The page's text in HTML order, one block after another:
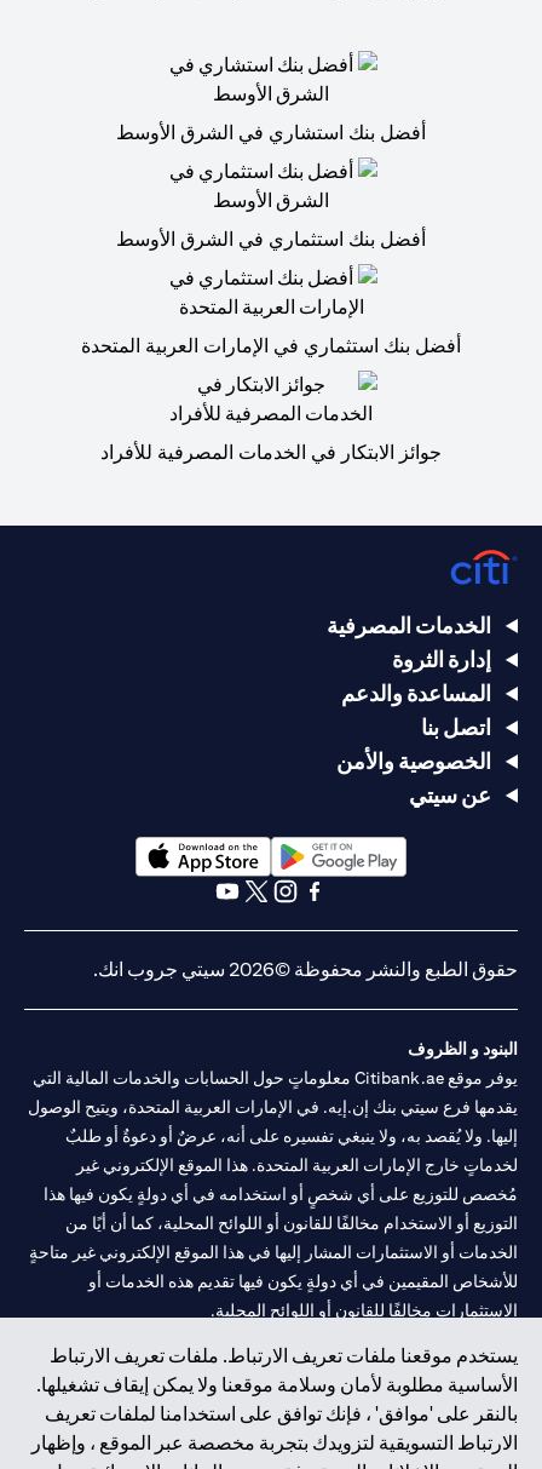
أفضل بنك استشاري في الشرق الأوسط
أفضل بنك استثماري في الشرق الأوسط
أفضل بنك استثماري في الإمارات العربية المتحدة
جوائز الابتكار في الخدمات المصرفية للأفراد
يستخدم موقعنا ملفات تعريف الارتباط. ملفات تعريف الارتباط
الأساسية مطلوبة لأمان وسلامة موقعنا ولا يمكن إيقاف تشغيلها.
بالنقر على 'موافق' ، فإنك توافق على استخدامنا لملفات تعريف
الارتباط التسويقية لتزويدك بتجربة مخصصة عبر الموقع ، وإظهار
الخدمات المصرفية
إدارة الثروة
المساعدة والدعم
اتصل بنا
الخصوصية والأمن
عن سيتي
opens in a new tab
opens in a new tab
حقوق الطبع والنشر محفوظة ©2026 سيتي جروب انك.
البنود و الظروف
يوفر موقع Citibank.ae معلوماتٍ حول الحسابات والخدمات المالية التي
يقدمها فرع سيتي بنك إن.إيه. في الإمارات العربية المتحدة، ويتيح الوصول
إليها. ولا يُقصد به، ولا ينبغي تفسيره على أنه، عرضٌ أو دعوةٌ أو طلبٌ
لخدماتٍ خارج الإمارات العربية المتحدة. هذا الموقع الإلكتروني غير
مُخصص للتوزيع على أي شخصٍ أو استخدامه في أي دولةٍ يكون فيها هذا
التوزيع أو الاستخدام مخالفًا للقانون أو اللوائح المحلية، كما أن أيًا من
الخدمات أو الاستثمارات المشار إليها في هذا الموقع الإلكتروني غير متاحةٍ
للأشخاص المقيمين في أي دولةٍ يكون فيها تقديم هذه الخدمات أو
الاستثمارات مخالفًا للقانون أو اللوائح المحلية.
سيتي بنك هي علامة خدمة لشركة Citigroup Inc. أو .Citibank N.A ،
مستخدمة ومسجلة في جميع أنحاء العالم.
سيتي بنك إن. إيه. الإمارات مسجل لدى مصرف الإمارات المركزي تحت